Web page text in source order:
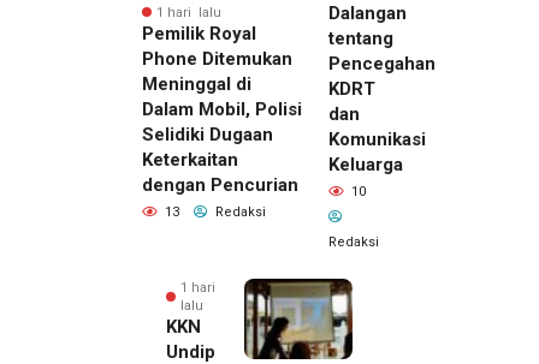
1 hari lalu
Pemilik Royal
Phone Ditemukan
Meninggal di
Dalam Mobil, Polisi
Selidiki Dugaan
Keterkaitan
dengan Pencurian
13 Redaksi
Dalangan
tentang
Pencegahan
KDRT
dan
Komunikasi
Keluarga
10
Redaksi
1 hari
lalu
KKN
Undip